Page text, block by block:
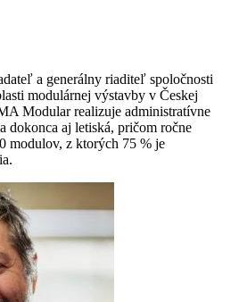
a generálny riaditeľ spoločnosti
modulárnej výstavby v Českej
Modular realizuje administratívne
dokonca aj letiská, pričom ročne
modulov, z ktorých 75 % je